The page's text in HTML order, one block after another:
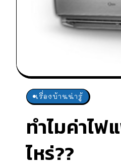
เรื่องบ้านน่ารู้
ทำไมค่าไฟ
ไหร่??